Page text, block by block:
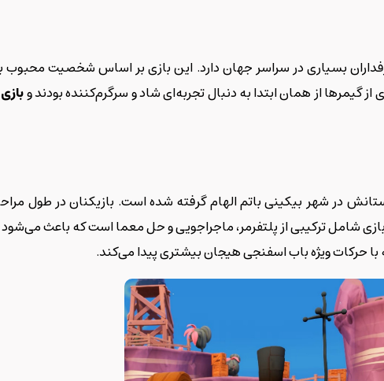
بسیاری در سراسر جهان دارد. این بازی بر اساس شخصیت
در شهر بیکینی باتم الهام گرفته شده است. بازیکنان در طول
شامل ترکیبی از پلتفرمر، ماجراجویی و حل معما است که باعث
حرکات ویژه باب اسفنجی هیجان بیشتری پیدا می‌کند.